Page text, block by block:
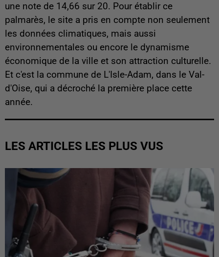
une note de 14,66 sur 20. Pour établir ce
palmarès, le site a pris en compte non seulement
les données climatiques, mais aussi
environnementales ou encore le dynamisme
économique de la ville et son attraction culturelle.
Et c'est la commune de L'Isle-Adam, dans le Val-
d'Oise, qui a décroché la première place cette
année.
LES ARTICLES LES PLUS VUS